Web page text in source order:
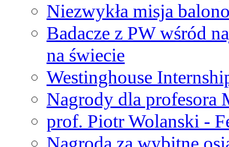
Niezwykła misja
Badacze z PW wśród
na świecie
Westinghouse
Nagrody dla profesora
prof. Piotr Wolanski -